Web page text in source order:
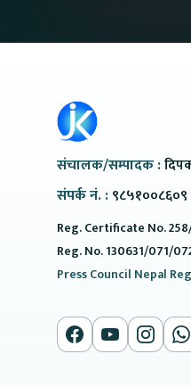
संचालक/सम्पादक :
संपर्क नं. :९८५१००८६०९
Reg. Certificate No.
Reg. No. 130631/071/
Press Council Nepal